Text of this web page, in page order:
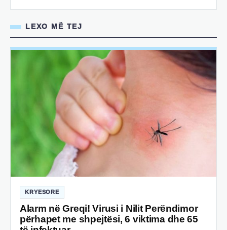
LEXO MË TEJ
KRYESORE
Alarm në Greqi! Virusi i Nilit Perëndimor
përhapet me shpejtësi, 6 viktima dhe 65